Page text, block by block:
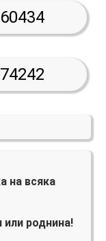
на всяка
или роднина!